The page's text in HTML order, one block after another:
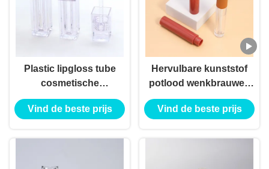
Plastic lipgloss tube
cosmetische
verpakkingscontainer
lege lipgloss tube met
Vind de beste prijs
Hervulbare kunststof
potlood wenkbrauwen
make-up
gereedschappen
Vind de beste prijs